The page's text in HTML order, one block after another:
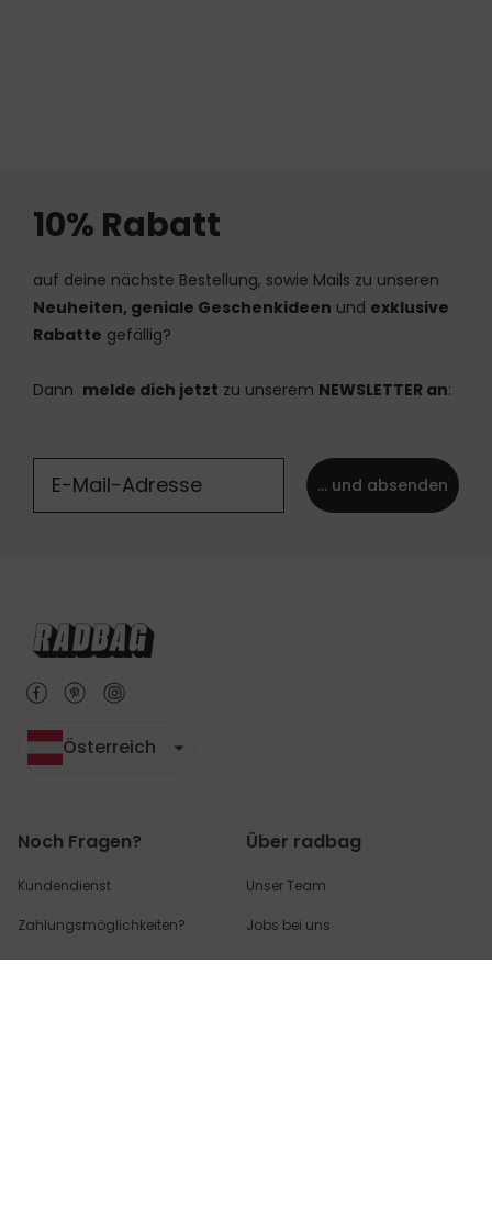
10% Rabatt
auf deine nächste Bestellung, sowie Mails zu unseren
Neuheiten, geniale Geschenkideen und exklusive
Rabatte gefällig?
Dann melde dich jetzt zu unserem NEWSLETTER an:
... und absenden
Österreich
Noch Fragen?
Kundendienst
Zahlungsmöglichkeiten?
Versandkosten?
Über radbag
Unser Team
Jobs bei uns
Blog